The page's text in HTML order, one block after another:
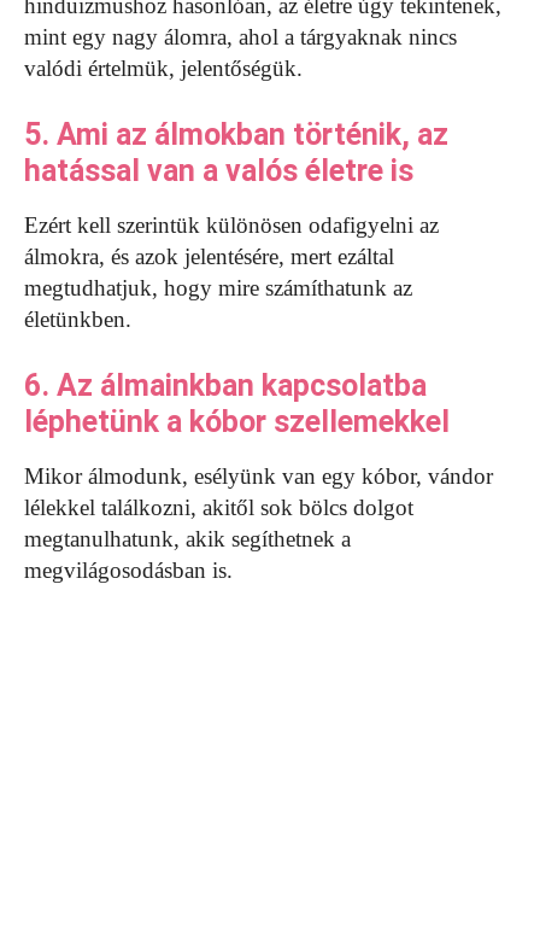
hinduizmushoz hasonlóan, az életre úgy tekintenek,
mint egy nagy álomra, ahol a tárgyaknak nincs
valódi értelmük, jelentőségük.
5. Ami az álmokban történik, az
hatással van a valós életre is
Ezért kell szerintük különösen odafigyelni az
álmokra, és azok jelentésére, mert ezáltal
megtudhatjuk, hogy mire számíthatunk az
életünkben.
6. Az álmainkban kapcsolatba
léphetünk a kóbor szellemekkel
Mikor álmodunk, esélyünk van egy kóbor, vándor
lélekkel találkozni, akitől sok bölcs dolgot
megtanulhatunk, akik segíthetnek a
megvilágosodásban is.